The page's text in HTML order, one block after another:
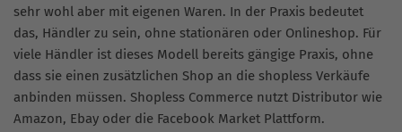
sehr wohl aber mit eigenen Waren. In der Praxis bedeutet
das, Händler zu sein, ohne stationären oder Onlineshop. Für
viele Händler ist dieses Modell bereits gängige Praxis, ohne
dass sie einen zusätzlichen Shop an die shopless Verkäufe
anbinden müssen. Shopless Commerce nutzt Distributor wie
Amazon, Ebay oder die Facebook Market Plattform.